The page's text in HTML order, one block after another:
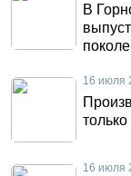
В
16 июля
16 июля